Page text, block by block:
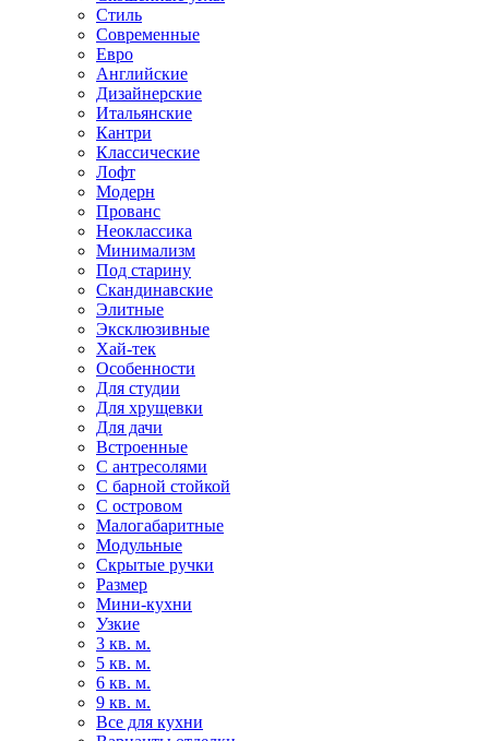
Стиль
Современные
Евро
Английские
Дизайнерские
Итальянские
Кантри
Классические
Лофт
Модерн
Прованс
Неоклассика
Минимализм
Под старину
Скандинавские
Элитные
Эксклюзивные
Хай-тек
Особенности
Для студии
Для хрущевки
Для дачи
Встроенные
С антресолями
С барной стойкой
С островом
Малогабаритные
Модульные
Скрытые ручки
Размер
Мини-кухни
Узкие
3 кв. м.
5 кв. м.
6 кв. м.
9 кв. м.
Все для кухни